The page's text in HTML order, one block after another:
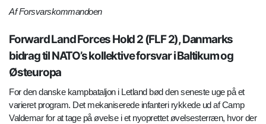
Af Forsvarskommandoen
Forward Land Forces Hold 2 (FLF 2), Danmarks
bidrag til NATO’s kollektive forsvar i Baltikum og
Østeuropa
For den danske kampbataljon i Letland bød den seneste uge på et
varieret program. Det mekaniserede infanteri rykkede ud af Camp
Valdemar for at tage på øvelse i et nyoprettet øvelsesterræn, hvor der